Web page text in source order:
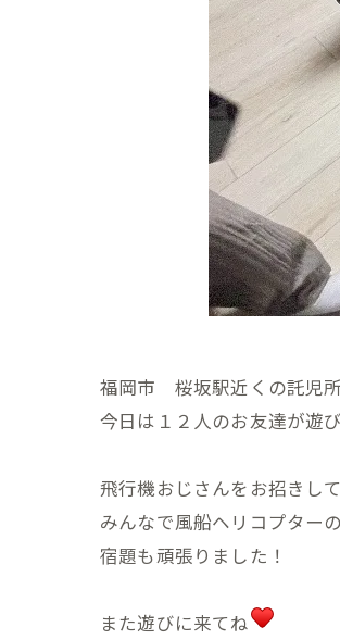
福岡市 桜坂駅近くの託児
今日は１２人のお友達が遊
飛行機おじさんをお招きして
みんなで風船ヘリコプター
宿題も頑張りました！
また遊びに来てね